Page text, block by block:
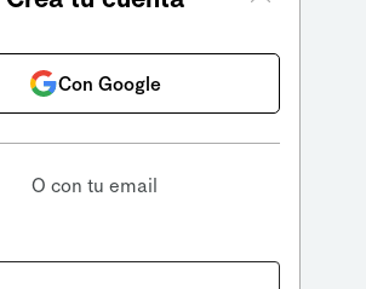
Con Google
O con tu email